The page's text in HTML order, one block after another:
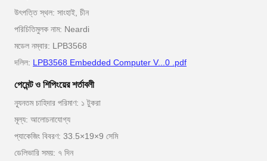
উৎপত্তি স্থল: সাংহাই, চীন
পরিচিতিমুলক নাম: Neardi
মডেল নম্বার: LPB3568
দলিল: LPB3568 Embedded Computer V...0 .pdf
পেমেন্ট ও শিপিংয়ের শর্তাবলী
ন্যূনতম চাহিদার পরিমাণ: ১ টুকরা
মূল্য: আলোচনাযোগ্য
প্যাকেজিং বিবরণ: 33.5×19×9 সেমি
ডেলিভারি সময়: ৭ দিন